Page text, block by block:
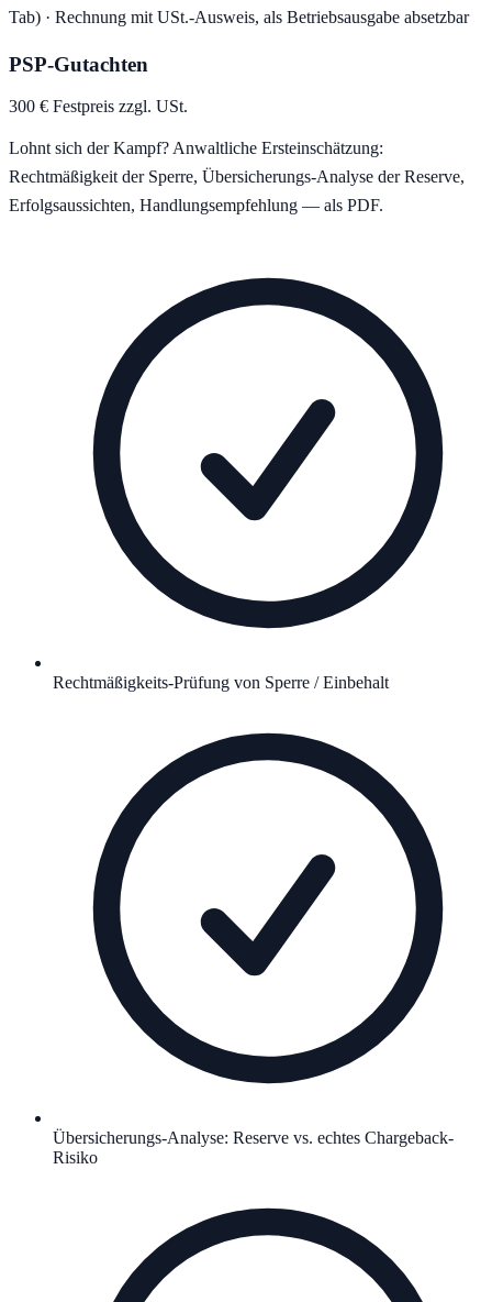
Tab) · Rechnung mit USt.-Ausweis, als Betriebsausgabe absetzbar
PSP-Gutachten
300 € Festpreis zzgl. USt.
Lohnt sich der Kampf? Anwaltliche Ersteinschätzung:
Rechtmäßigkeit der Sperre, Übersicherungs-Analyse der Reserve,
Erfolgsaussichten, Handlungsempfehlung — als PDF.
Rechtmäßigkeits-Prüfung von Sperre / Einbehalt
Übersicherungs-Analyse: Reserve vs. echtes Chargeback-
Risiko